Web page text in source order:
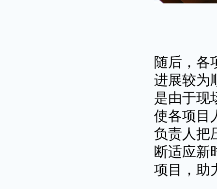
随后，各
进展较为
是由于现
使各项目
负责人把
断适应新
项目，助